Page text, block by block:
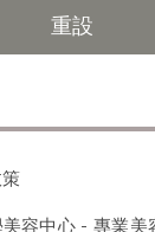
重設
容中心 - 專業美